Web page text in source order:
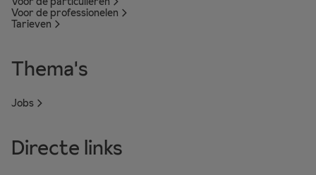
Voor de professionelen
Tarieven
Thema's
Jobs
Directe links